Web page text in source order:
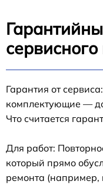
Гарантия от
комплектующие —
Что считается
Для работ:
который прямо
ремонта (например,